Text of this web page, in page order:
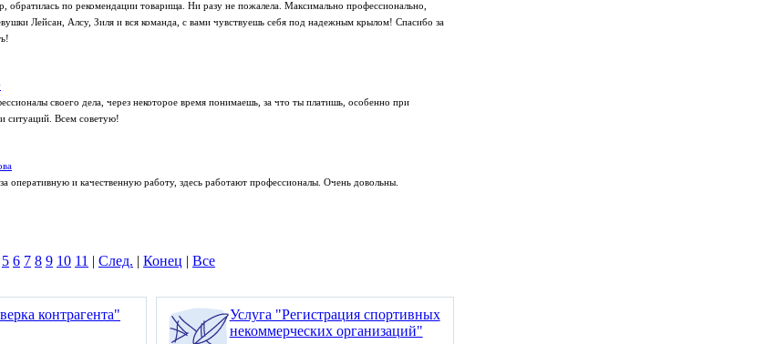
обратилась по рекомендации товарища. Ни разу не пожалела. Максимально профессионально,
Лейсан, Алсу, Зиля и вся команда, с вами чувствуешь себя под надежным крылом! Спасибо за
своего дела, через некоторое время понимаешь, за что ты платишь, особенно при
ситуаций. Всем советую!
оперативную и качественную работу, здесь работают профессионалы. Очень довольны.
5 6 7 8 9 10 11 | След. | Конец | Все
контрагента"
Услуга "Регистрация спортивных
некоммерческих организаций"